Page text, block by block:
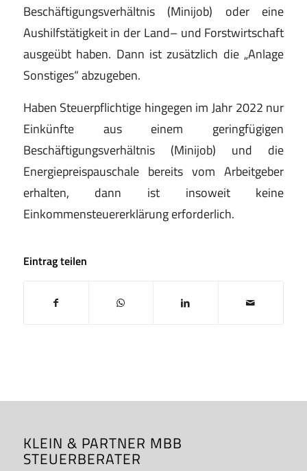
Beschäftigungsverhältnis (Minijob) oder eine
Aushilfstätigkeit in der Land– und Forstwirtschaft
ausgeübt haben. Dann ist zusätzlich die „Anlage
Sonstiges“ abzugeben.
Haben Steuerpflichtige hingegen im Jahr 2022 nur
Einkünfte aus einem geringfügigen
Beschäftigungsverhältnis (Minijob) und die
Energiepreispauschale bereits vom Arbeitgeber
erhalten, dann ist insoweit keine
Einkommensteuererklärung erforderlich.
Eintrag teilen
KLEIN & PARTNER MBB
STEUERBERATER